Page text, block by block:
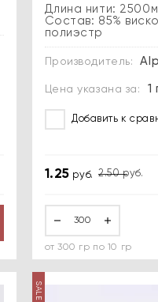
Длина нити:
Состав: 85%
полиэстр
Производитель:
Цена указана за: 1
Добавить к
1.25 руб. 2.50руб.
от 300 гр по 10 гр
Купить
SALE